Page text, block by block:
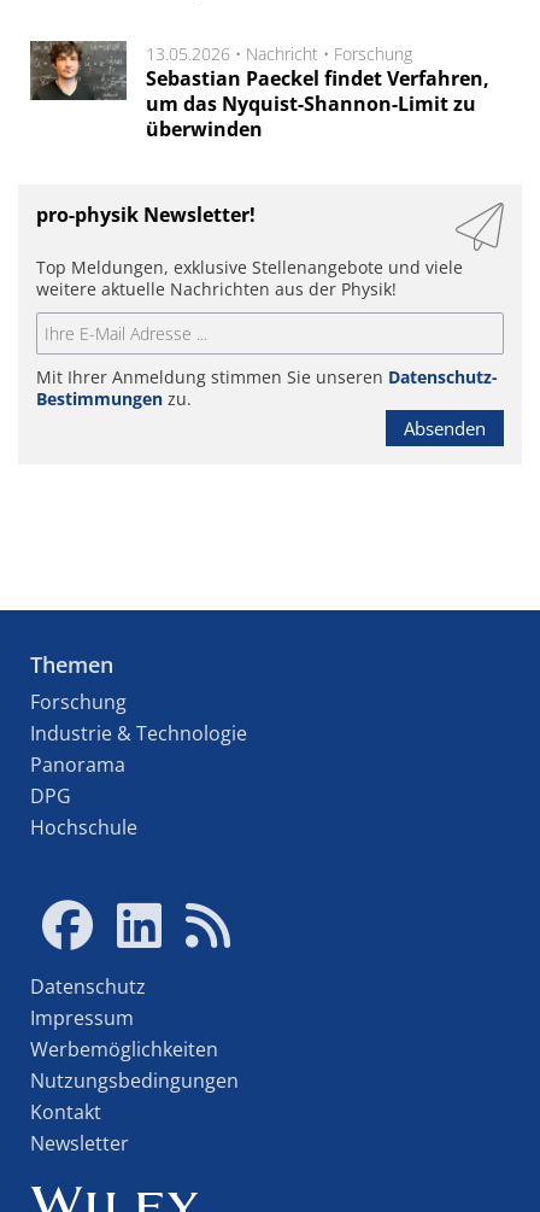
13.05.2026 • Nachricht • Forschung
Sebastian Paeckel findet Verfahren,
um das Nyquist-Shannon-Limit zu
überwinden
pro-physik Newsletter!
Top Meldungen, exklusive Stellenangebote und viele
weitere aktuelle Nachrichten aus der Physik!
Mit Ihrer Anmeldung stimmen Sie unseren Datenschutz-
Bestimmungen zu.
Absenden
Themen
Forschung
Industrie & Technologie
Panorama
DPG
Hochschule
Datenschutz
Impressum
Werbemöglichkeiten
Nutzungsbedingungen
Kontakt
Newsletter